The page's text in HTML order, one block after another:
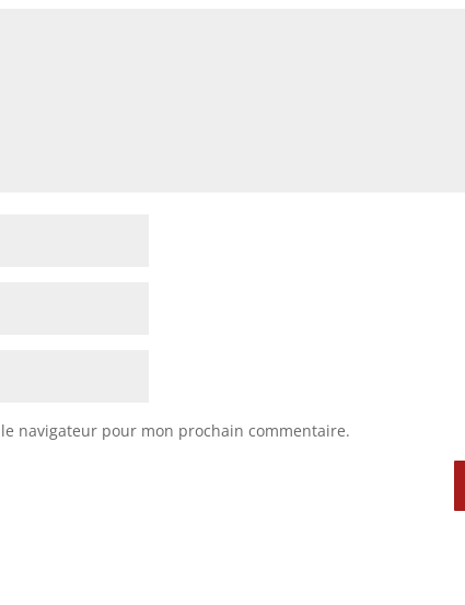
navigateur pour mon prochain commentaire.